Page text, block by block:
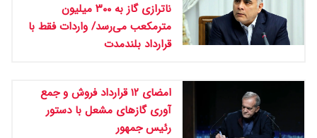
ناترازی گاز به ۳۰۰ میلیون
مترمکعب می‌رسد/ واردات فقط با
قرارداد بلندمدت
امضای ۱۲ قرارداد فروش و جمع
آوری گازهای مشعل با دستور
رئیس جمهور